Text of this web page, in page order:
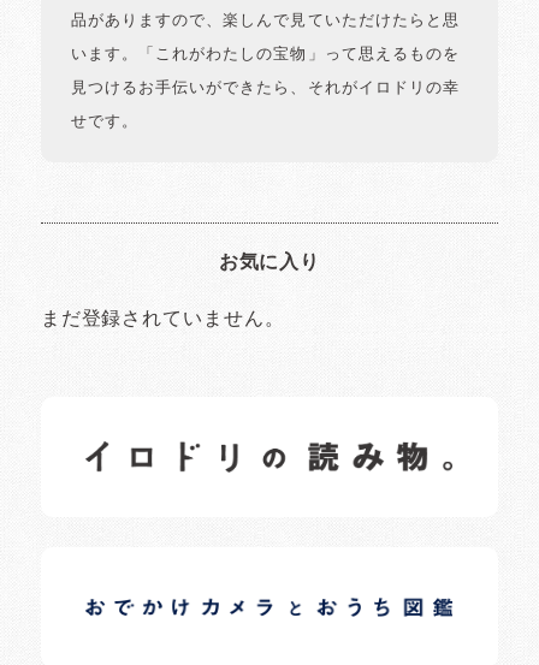
品がありますので、楽しんで見ていただけたらと思
います。「これがわたしの宝物」って思えるものを
見つけるお手伝いができたら、それがイロドリの幸
せです。
お気に入り
まだ登録されていません。
日常の様子など随時更新中です。
日常の様子など随時更新中です。